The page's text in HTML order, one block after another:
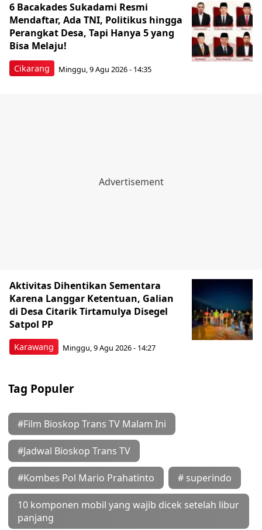
Cikarang
6 Bacakades Sukadami Resmi
Mendaftar, Ada TNI, Politikus hingga
Perangkat Desa, Tapi Hanya 5 yang
Bisa Melaju!
Minggu, 9 Agu 2026 - 14:35
Karawang
Aktivitas Dihentikan Sementara
Karena Langgar Ketentuan, Galian
di Desa Citarik Tirtamulya Disegel
Satpol PP
Minggu, 9 Agu 2026 - 14:27
Tag Populer
#Film Bioskop Trans TV Malam Ini
#Jadwal Bioskop Trans TV
#Kombes Pol Mario Prahatinto # superindo
10 komponen mobil yang wajib dicek setelah libur
panjang